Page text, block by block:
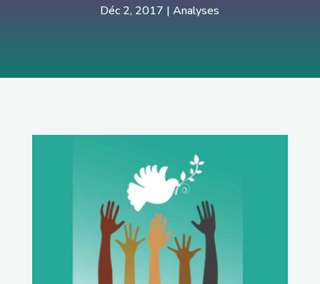
Déc 2, 2017 |Analyses